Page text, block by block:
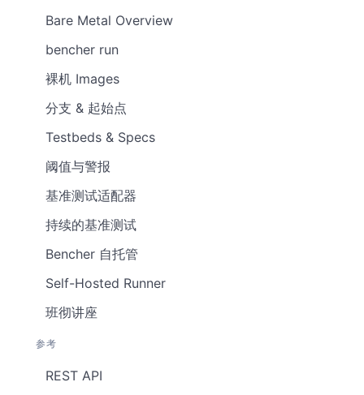
Bare Metal Overview
bencher run
裸机 Images
分支 & 起始点
Testbeds & Specs
阈值与警报
基准测试适配器
持续的基准测试
Bencher 自托管
Self-Hosted Runner
班彻讲座
参考
REST API